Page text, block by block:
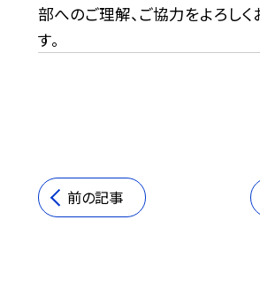
部へのご理解、ご協力をよろし
す。
前の記事